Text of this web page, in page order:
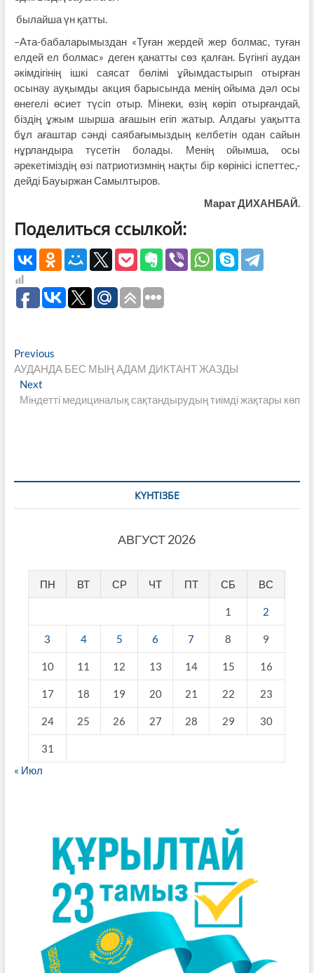
былайша үн қатты.
–Ата-бабаларымыздан «Туған жердей жер болмас, туған
елдей ел болмас» деген қанатты сөз қалған. Бүгінгі аудан
әкімдігінің ішкі саясат бөлімі ұйымдастырып отырған
осынау ауқымды акция барысында менің ойыма дәл осы
өнегелі өсиет түсіп отыр. Мінеки, өзің көріп отырғандай,
біздің ұжым шырша ағашын егіп жатыр. Алдағы уақытта
бұл ағаштар сәнді саябағымыздың келбетін одан сайын
нұрландыра түсетін болады. Менің ойымша, осы
әрекетіміздің өзі патриотизмнің нақты бір көрінісі іспеттес,-
дейді Бауыржан Самылтыров.
Марат ДИХАНБАЙ.
Поделиться ссылкой:
Навигация
по
записям
PreviousPrevious
post:
АУДАНДА БЕС МЫҢ АДАМ ДИКТАНТ ЖАЗДЫ
Next
post:
Міндетті медициналық сақтандырудың тиімді жақтары көп
КҮНТІЗБЕ
АВГУСТ 2026
ПН ВТ СР ЧТ ПТ СБ ВС
1 2
3 4 5 6 7 8 9
10 11 12 13 14 15 16
17 18 19 20 21 22 23
24 25 26 27 28 29 30
31
« Июл